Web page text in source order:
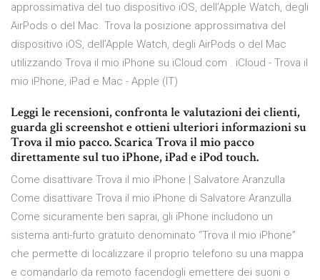
approssimativa del tuo dispositivo iOS, dell’Apple Watch, degli
AirPods o del Mac. Trova la posizione approssimativa del
dispositivo iOS, dell’Apple Watch, degli AirPods o del Mac
utilizzando Trova il mio iPhone su iCloud.com . iCloud - Trova il
mio iPhone, iPad e Mac - Apple (IT)
‎Leggi le recensioni, confronta le valutazioni dei clienti,
guarda gli screenshot e ottieni ulteriori informazioni su
Trova il mio pacco. Scarica Trova il mio pacco
direttamente sul tuo iPhone, iPad e iPod touch.
Come disattivare Trova il mio iPhone | Salvatore Aranzulla
Come disattivare Trova il mio iPhone di Salvatore Aranzulla.
Come sicuramente ben saprai, gli iPhone includono un
sistema anti-furto gratuito denominato “Trova il mio iPhone”
che permette di localizzare il proprio telefono su una mappa
e comandarlo da remoto facendogli emettere dei suoni o